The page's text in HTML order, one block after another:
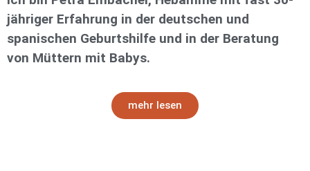
jähriger Erfahrung in der deutschen und
spanischen Geburtshilfe und in der Beratung
von Müttern mit Babys.
mehr lesen